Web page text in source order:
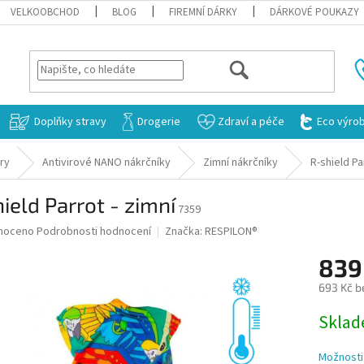
VELKOOBCHOD BLOG FIREMNÍ DÁRKY DÁRKOVÉ POUKAZY
HLEDAT
Doplňky stravy Drogerie Zdraví a péče Eco
Antivirové NANO nákrčníky Zimní nákrčníky R-shield
Parrot - zimní7359
Podrobnosti hodnocení Značka: RESPILON®
693 Kč
cena: